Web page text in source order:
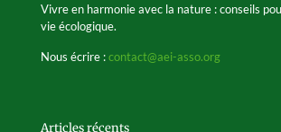
Vivre en harmonie avec la nature : conseils
vie écologique.
Nous écrire :contact@aei-asso.org
Articles récents